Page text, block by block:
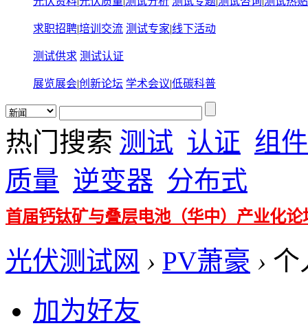
求职招聘|培训交流 测试专家|线下活动
测试供求 测试认证
展览展会|创新论坛 学术会议|低碳科普
热门搜索 测试 认证 组件
质量 逆变器 分布式
首届钙钛矿与叠层电池（华中）产业化论
光伏测试网 › PV萧豪 › 个
加为好友